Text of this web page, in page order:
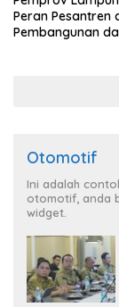
Peran Pesantren
Pembangunan
Otomotif
Ini adalah
otomotif, anda
widget.